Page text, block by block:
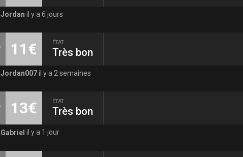
Jordan il y a 6 jours
11€ ÉTAT
Très bon
Jordan007il y a 2 semaines
13€ ÉTAT
Très bon
Gabriel il y a 1 jour